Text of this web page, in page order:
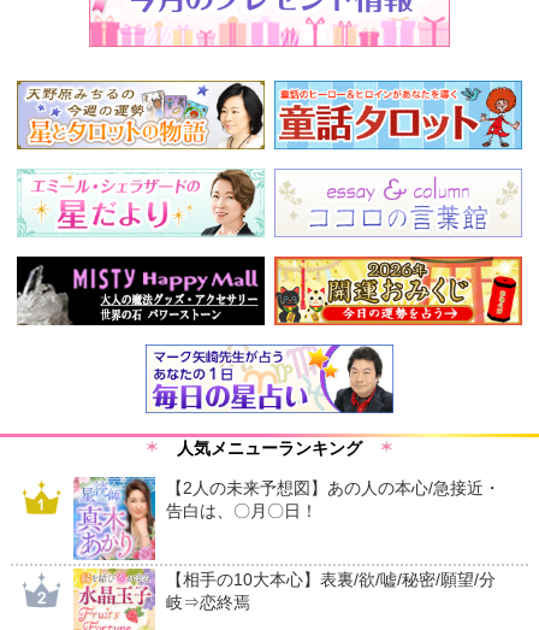
人気メニューランキング
【2人の未来予想図】あの人の本心/急接近・
告白は、〇月〇日！
【相手の10大本心】表裏/欲/嘘/秘密/願望/分
岐⇒恋終焉